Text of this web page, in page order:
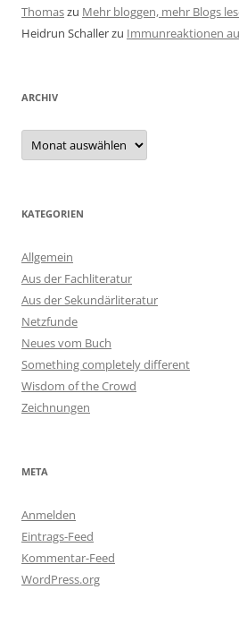
Thomaszu Mehr bloggen, mehr Blogs
Heidrun Schallerzu Immunreaktionen
ARCHIV
Archiv
KATEGORIEN
Allgemein
Aus der Fachliteratur
Aus der Sekundärliteratur
Netzfunde
Neues vom Buch
Something completely different
Wisdom of the Crowd
Zeichnungen
META
Anmelden
Eintrags-Feed
Kommentar-Feed
WordPress.org